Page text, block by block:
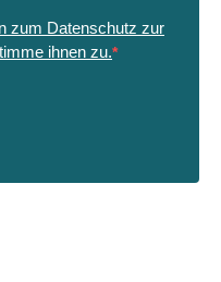
zum Datenschutz zur
ihnen zu.